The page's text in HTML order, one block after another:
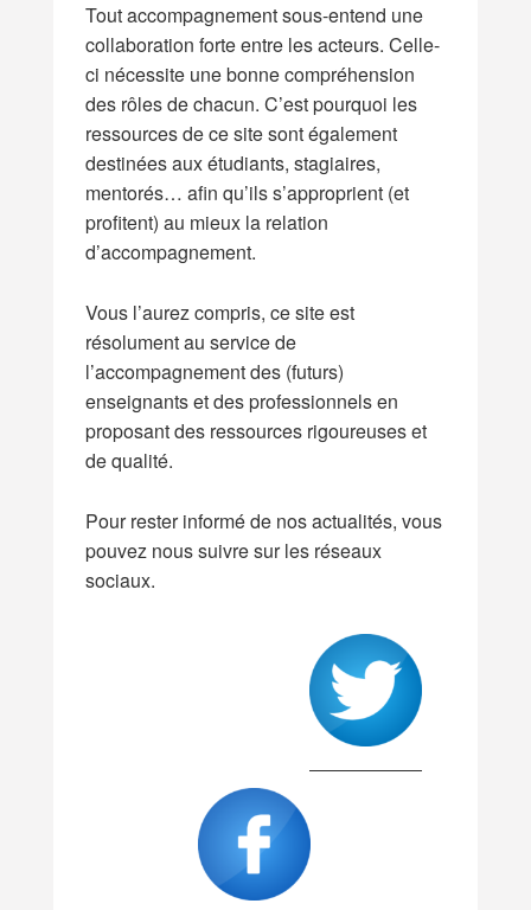
Tout accompagnement sous-entend une
collaboration forte entre les acteurs. Celle-
ci nécessite une bonne compréhension
des rôles de chacun. C’est pourquoi les
ressources de ce site sont également
destinées aux étudiants, stagiaires,
mentorés… afin qu’ils s’approprient (et
profitent) au mieux la relation
d’accompagnement.
Vous l’aurez compris, ce site est
résolument au service de
l’accompagnement des (futurs)
enseignants et des professionnels en
proposant des ressources rigoureuses et
de qualité.
Pour rester informé de nos actualités, vous
pouvez nous suivre sur les réseaux
sociaux.